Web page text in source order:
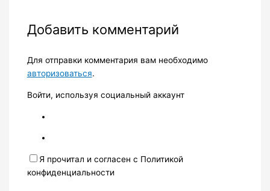
Добавить комментарий
Для отправки комментария вам необходимо
авторизоваться.
Войти, используя социальный аккаунт
Я прочитал и согласен с Политикой
конфиденциальности